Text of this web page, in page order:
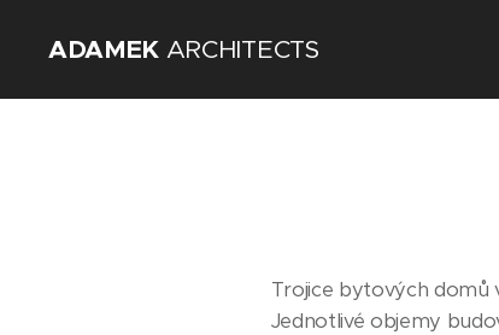
ADAMEK ARCHITECTS
Trojice bytových domů
Jednotlivé objemy